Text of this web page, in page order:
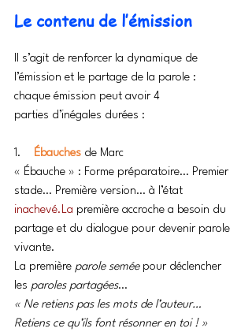
Le contenu de l’émission
Il s’agit de renforcer la dynamique de
l’émission et le partage de la parole :
chaque émission peut avoir 4
parties d’inégales durées :
1. Ébauches de Marc
« Ébauche » : Forme préparatoire… Premier
stade… Première version… à l’état
inachevé.La première accroche a besoin du
partage et du dialogue pour devenir parole
vivante.
La première parole semée pour déclencher
les paroles partagées…
« Ne retiens pas les mots de l’auteur…
Retiens ce qu’ils font résonner en toi ! »